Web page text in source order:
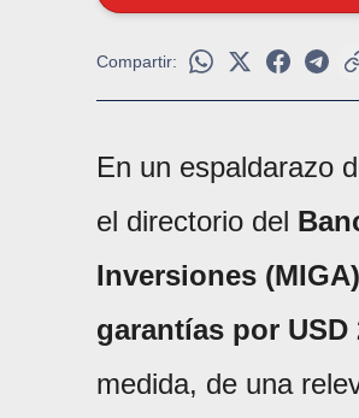
Compartir:
En un espaldarazo
el directorio del
Inversiones (MIGA)
garantías por
medida, de una